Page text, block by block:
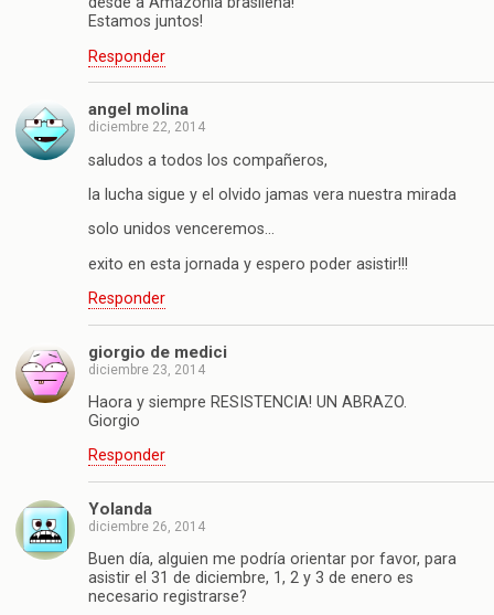
Estamos juntos!
Responder
angel molina
diciembre 22, 2014
saludos a todos los compañeros,
la lucha sigue y el olvido jamas vera nuestra mirada
solo unidos venceremos…
exito en esta jornada y espero poder asistir!!!
Responder
giorgio de medici
diciembre 23, 2014
Haora y siempre RESISTENCIA! UN ABRAZO.
Giorgio
Responder
Yolanda
diciembre 26, 2014
Buen día, alguien me podría orientar por favor, para
asistir el 31 de diciembre, 1, 2 y 3 de enero es
necesario registrarse?